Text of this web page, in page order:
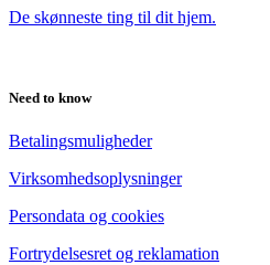
De skønneste ting til dit hjem.
Need to know
Betalingsmuligheder
Virksomhedsoplysninger
Persondata og cookies
Fortrydelsesret og reklamation